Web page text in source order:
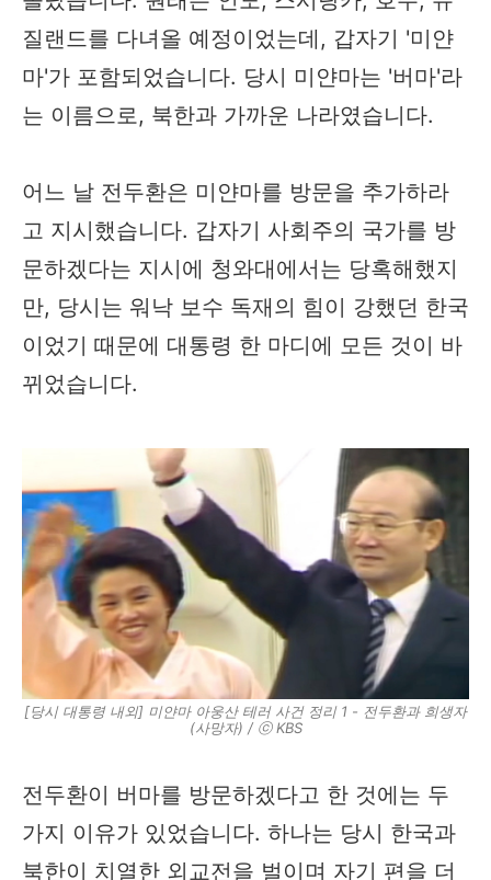
질랜드를 다녀올 예정이었는데, 갑자기 '미얀
마'가 포함되었습니다. 당시 미얀마는 '버마'라
는 이름으로, 북한과 가까운 나라였습니다.
어느 날 전두환은 미얀마를 방문을 추가하라
고 지시했습니다. 갑자기 사회주의 국가를 방
문하겠다는 지시에 청와대에서는 당혹해했지
만, 당시는 워낙 보수 독재의 힘이 강했던 한국
이었기 때문에 대통령 한 마디에 모든 것이 바
뀌었습니다.
[당시 대통령 내외] 미얀마 아웅산 테러 사건 정리 1 - 전두환과 희생자
(사망자) / ⓒ KBS
전두환이 버마를 방문하겠다고 한 것에는 두
가지 이유가 있었습니다. 하나는 당시 한국과
북한이 치열한 외교전을 벌이며 자기 편을 더